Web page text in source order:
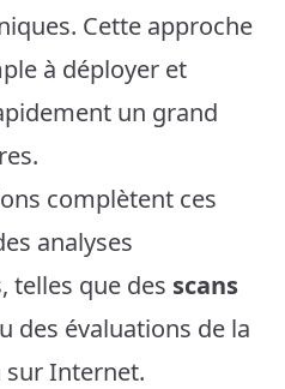
Cette approche
à déployer et
un grand
complètent ces
analyses
telles que des scans
des évaluations de la
Internet.